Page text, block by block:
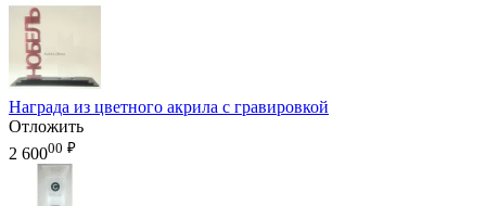
Награда из цветного акрила с гравировкой
Отложить
2 60000 ₽